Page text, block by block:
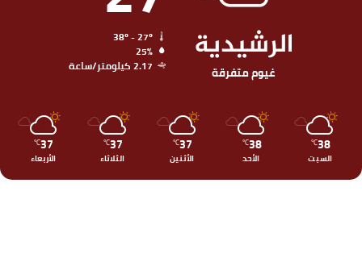
الرشيدية
غيوم متفرقة
25%
2.17 كيلومتر/ساعة
38
℃
السبت
38
℃
الأحد
37
℃
الأثنين
37
℃
الثلاثاء
37
℃
الأربعاء